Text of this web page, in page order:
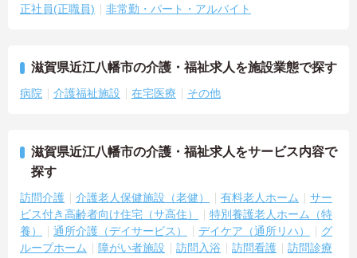
正社員(正職員) 非常勤・パート・アルバイト
滋賀県近江八幡市の介護・福祉求人を施設業態で探す
病院 介護福祉施設 在宅医療 その他
滋賀県近江八幡市の介護・福祉求人をサービス内容で
探す
訪問介護 介護老人保健施設（老健） 有料老人ホーム
サー
ビス付き高齢者向け住宅（サ高住）
特別養護老人ホーム（特
養）
通所介護（デイサービス） デイケア（通所リハ）
グ
ループホーム
障がい者施設 訪問入浴 訪問看護
訪問診療